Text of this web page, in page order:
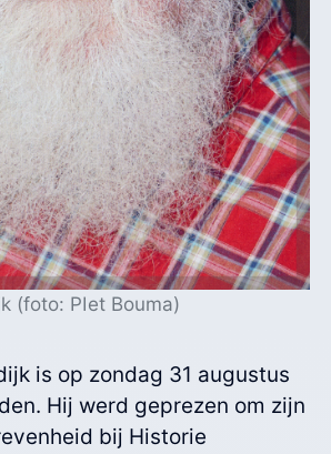
(foto: PIet Bouma)
is op zondag 31 augustus
Hij werd geprezen om zijn
bij Historie